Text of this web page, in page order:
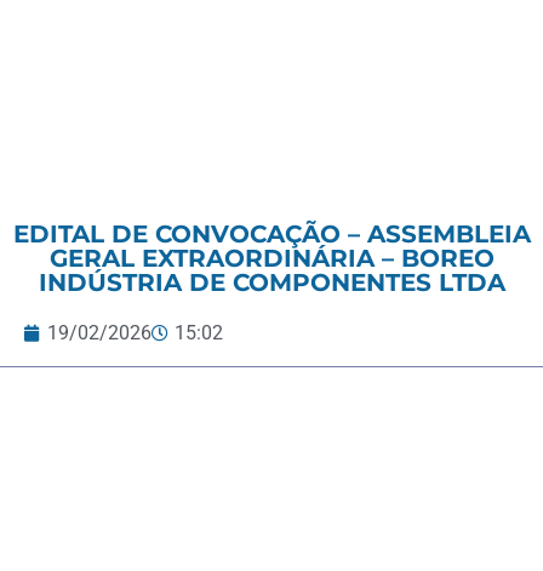
EDITAL DE CONVOCAÇÃO – ASSEMBLEIA
GERAL EXTRAORDINÁRIA – BOREO
INDÚSTRIA DE COMPONENTES LTDA
19/02/2026 15:02